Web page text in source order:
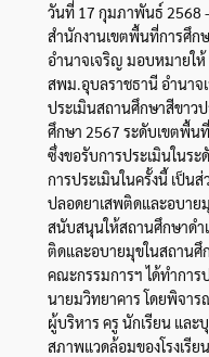
วันที่ 17 กุมภาพันธ์ 2568
สำนักงานเขตพื้นที่การศึ
อำนาจเจริญ มอบหมายใ
สพม.อุบลราชธานี อำนาจ
ประเมินสถานศึกษาสีขาว
ศึกษา 2567 ระดับเขตพื้น
ซึ่งขอรับการประเมินในระ
การประเมินในครั้งนี้ เป็น
ปลอดยาเสพติดและอบาย
สนับสนุนให้สถานศึกษาดำ
ติดและอบายมุขในสถานศึ
คณะกรรมการฯ ได้ทำการ
นายมวิทยาคาร โดยพิจา
ผู้บริหาร ครู นักเรียน และ
สภาพแวดล้อมของโรงเรี